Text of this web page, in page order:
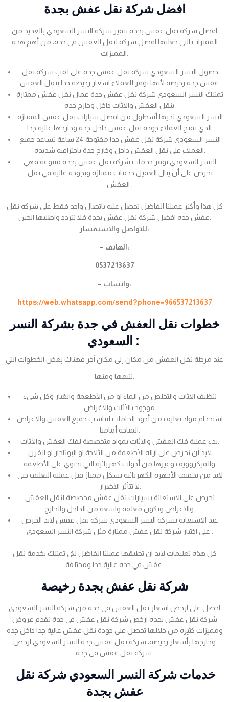
افضل شركة نقل عفش بجدة
افضل شركة نقل عفش بجده تتميز شركة النسر السعودي بالعديد من
المميزات التي جعلتها افضل شركة لنقل العفش في جده، من أهم هذه
حصول النسر السعودي شركة نقل عفش جده على لقب شركة نقل
تمتلك النسر السعودي شركة نقل عفش جدة عمال نقل عفش ممتازة
النسر السعودي لديها أسطول من افضل سيارات نقل عفش الممتازة
النسر السعودي شركة نقل عفش جدا مفتوحة 24 ساعة تساعد جميع
النسر السعودي توفر خدمات شركة نقل عفش بجده متنوعة فهي
تحرص على أن ينال العميل خدمات ممتازة وبجودة عالية في نقل
كل هذا وأكثر عميلنا الفاضل تحصل عليه باتصال واحد فقط على شركه نقل
للتواصل والاستفسار:
– الهاتف:
0537213637
– واتساب:
https://web.whatsapp.com/send?phone=966537213637
خطوات نقل العفش في جدة بشركة النسر
السعودي :
عند مرحلة نقل العفش من مكان إلى مكان آخر فهناك بعض الخطوات التي
تنظيف الاثاث والتخلص من الماء او من الأطعمة والغبار وكل شيء
استخدام مواد تغليف من أجود الخامات لتناسب جميع العفش والاغراض
لابد أن نحرص على ازاله الأطعمة من الثلاجة او البوتاجاز او الفرن
لابد من تجفيف الأجهزة الكهربائية بشكل ممتاز قبل عملية التغليف حتى
نحرص على الاستعانة بسيارات نقل عفش مخصصة لنقل العفش
عند الاستعانة بشركه النسر السعودي شركة نقل عفش لابد الحرص
كل هذه تعليمات لابد ان تطبقها عميلنا الفاضل لكي تمتلك بخدمة نقل
شركة نقل عفش بجدة رخيصة
احصل على ارخص اسعار نقل العفش في جده من شركة النسر السعودي
شركة نقل عفش بجده ارخص شركة نقل عفش في جدة تقدم عروض
ومميزات كثيره من خلالها تحصل على جودة نقل عفش عالية جدا داخل جده
وخارجها بأسعار رخيصه، شركة نقل عفش جدة النسر السعودي ارخص
عفش بجدة